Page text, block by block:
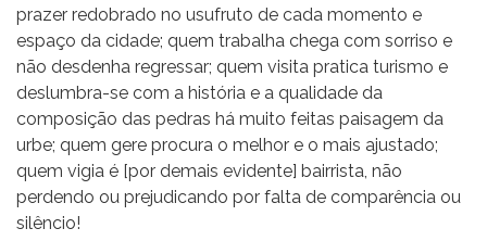
prazer redobrado no usufruto de cada momento e
espaço da cidade; quem trabalha chega com sorriso e
não desdenha regressar; quem visita pratica turismo e
deslumbra-se com a história e a qualidade da
composição das pedras há muito feitas paisagem da
urbe; quem gere procura o melhor e o mais ajustado;
quem vigia é [por demais evidente] bairrista, não
perdendo ou prejudicando por falta de comparência ou
silêncio!